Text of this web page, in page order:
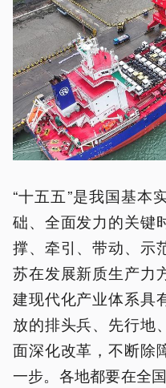
“十五五”是我国基本
础、全面发力的关键
撑、牵引、带动、示
苏在发展新质生产力
建现代化产业体系具
放的排头兵、先行地
面深化改革，不断除
一步。各地都要在全